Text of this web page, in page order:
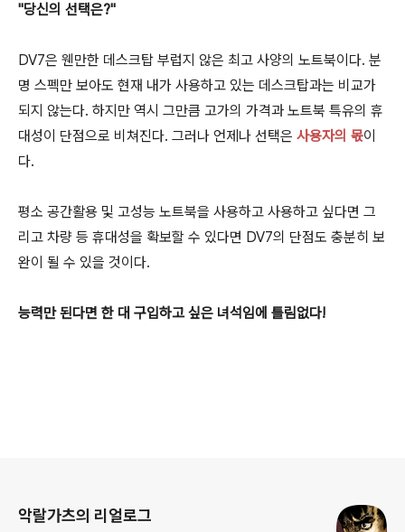
"당신의 선택은?"
DV7은 웬만한 데스크탑 부럽지 않은 최고 사양의 노트북이다. 분
명 스펙만 보아도 현재 내가 사용하고 있는 데스크탑과는 비교가
되지 않는다. 하지만 역시 그만큼 고가의 가격과 노트북 특유의 휴
대성이 단점으로 비쳐진다. 그러나 언제나 선택은 사용자의 몫이
다.
평소 공간활용 및 고성능 노트북을 사용하고 사용하고 싶다면 그
리고 차량 등 휴대성을 확보할 수 있다면 DV7의 단점도 충분히 보
완이 될 수 있을 것이다.
능력만 된다면 한 대 구입하고 싶은 녀석임에 틀림없다!
악랄가츠의 리얼로그